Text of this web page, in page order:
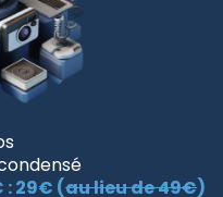
: 29€ (au lieu de 49€)